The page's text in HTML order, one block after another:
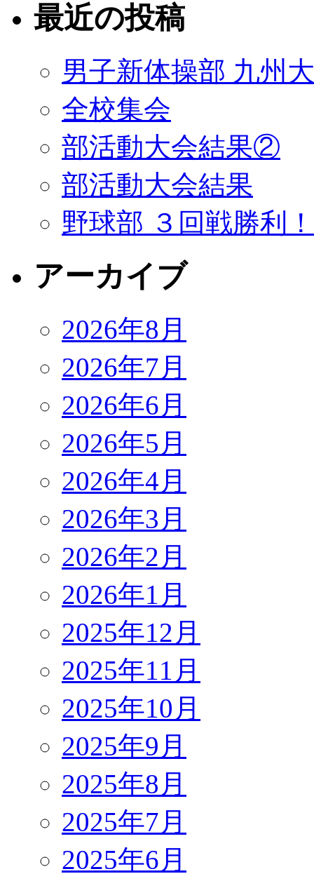
最近の投稿
男子新体操部 九州
全校集会
部活動大会結果②
部活動大会結果
野球部 ３回戦勝利！
アーカイブ
2026年8月
2026年7月
2026年6月
2026年5月
2026年4月
2026年3月
2026年2月
2026年1月
2025年12月
2025年11月
2025年10月
2025年9月
2025年8月
2025年7月
2025年6月